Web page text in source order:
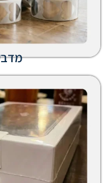
מדבקות נייר כסף